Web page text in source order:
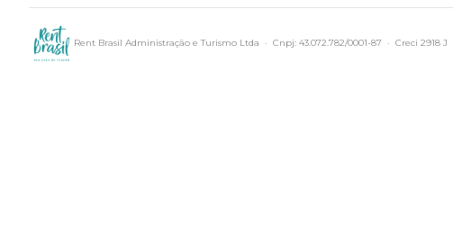
Rent Brasil Administração e Turismo Ltda · Cnpj: 43.072.782/0001-87 · Creci 2918 J